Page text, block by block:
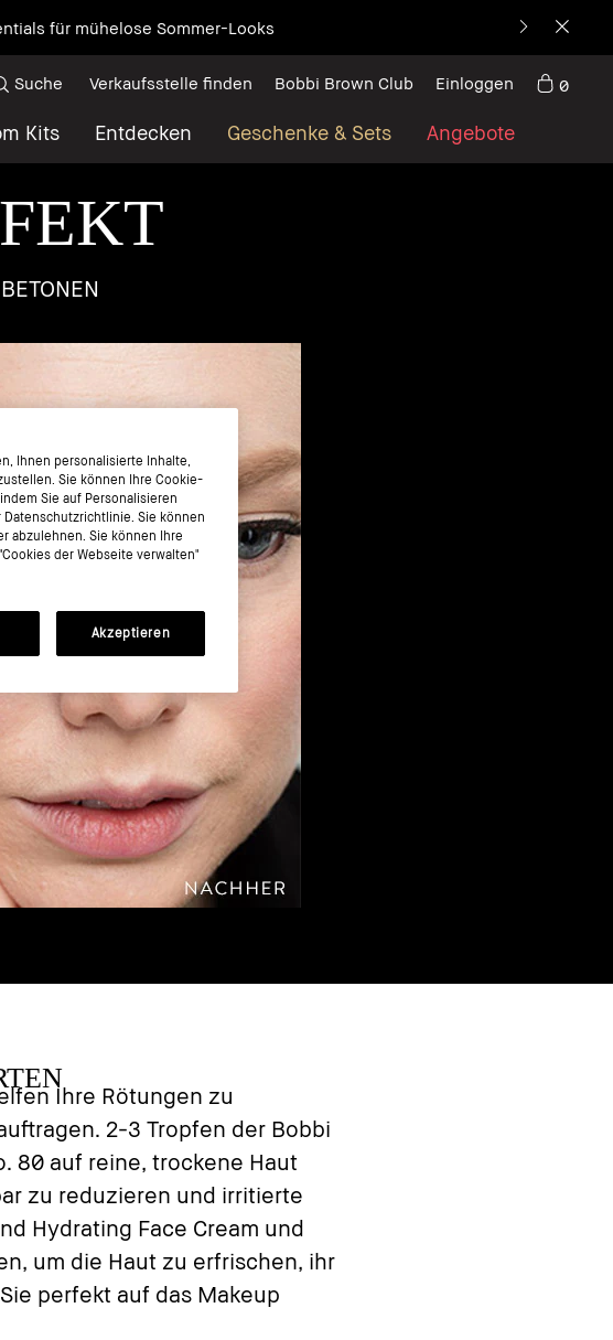
Base+ Entdecke die neue Ikone
Kits Entdecken Geschenke & Sets Angebote
Suche Verkaufsstelle finden Bobbi Brown Club Einloggen 0
Ihre Rötungen zu
2-3 Tropfen der Bobbi
80 auf reine, trockene Haut
zu reduzieren und irritierte
Hydrating Face Cream und
um die Haut zu erfrischen, ihr
perfekt auf das Makeup
Ihnen personalisierte Inhalte,
Sie können Ihre Cookie-
Sie auf Personalisieren
Sie können
abzulehnen. Sie können Ihre
der Webseite verwalten"
Akzeptieren